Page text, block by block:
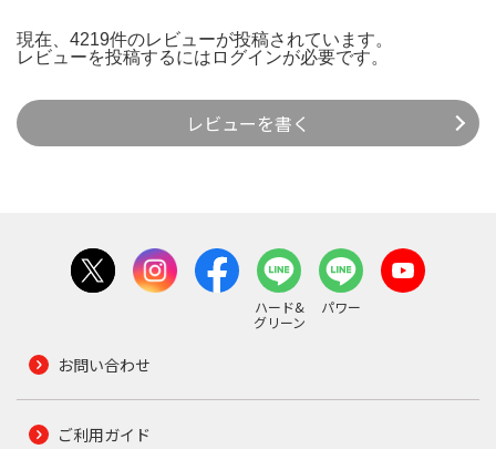
現在、4219件のレビューが投稿されています。
レビューを投稿するには ログインが必要です。
レビューを書く
ハード&
グリーン
パワー
お問い合わせ
ご利用ガイド